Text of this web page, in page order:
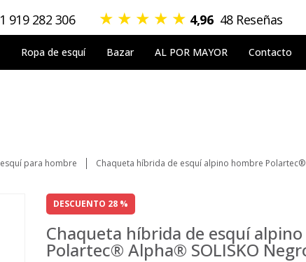
919 282 306 ★ ★ ★ ★ ★ 4,96 48 Reseñas
Ropa de esquí Bazar AL POR MAYOR Contacto
para hombre Chaqueta híbrida de esquí alpino hombre
DESCUENTO 28 %
Chaqueta híbrida de esquí
Polartec® Alpha® SOLISKO